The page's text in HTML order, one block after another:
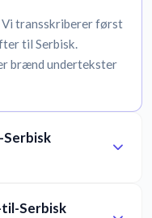
Vi transskriberer først
til Serbisk.
brænd undertekster
Serbisk